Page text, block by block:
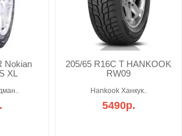
Nokian
XL
205/65 R16C T HANKOOK
RW09
Hankook Ханкук..
5490р.